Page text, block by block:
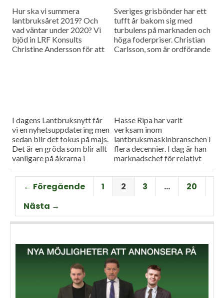
Hur ska vi summera
lantbruksåret 2019? Och
vad väntar under 2020? Vi
bjöd in LRF Konsults
Christine Andersson för att
Sveriges grisbönder har ett
tufft år bakom sig med
turbulens på marknaden och
höga foderpriser. Christian
Carlsson, som är ordförande
I dagens Lantbruksnytt får
vi en nyhetsuppdatering men
sedan blir det fokus på majs.
Det är en gröda som blir allt
vanligare på åkrarna i
som vet allt om majsens
fördelar, men också om
majsens utmaningar, är Hans
Thorell som började odla
grödan redan på 70-talet.
Hasse Ripa har varit
verksam inom
lantbruksmaskinbranschen i
flera decennier. I dag är han
marknadschef för relativt
Machinery med
huvudagenturen Claas. Hur
går det för Swedish Agro
← Föregående 1 2 3 …
20
Nästa →